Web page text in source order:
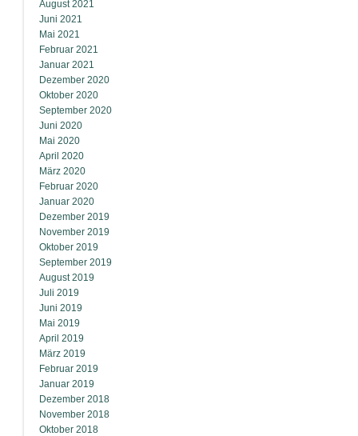
August 2021
Juni 2021
Mai 2021
Februar 2021
Januar 2021
Dezember 2020
Oktober 2020
September 2020
Juni 2020
Mai 2020
April 2020
März 2020
Februar 2020
Januar 2020
Dezember 2019
November 2019
Oktober 2019
September 2019
August 2019
Juli 2019
Juni 2019
Mai 2019
April 2019
März 2019
Februar 2019
Januar 2019
Dezember 2018
November 2018
Oktober 2018